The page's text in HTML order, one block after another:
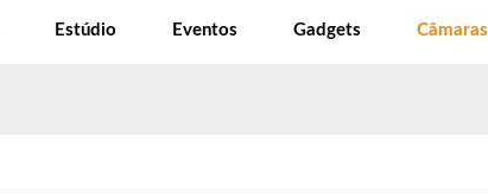
Estúdio Eventos Gadgets Câmaras